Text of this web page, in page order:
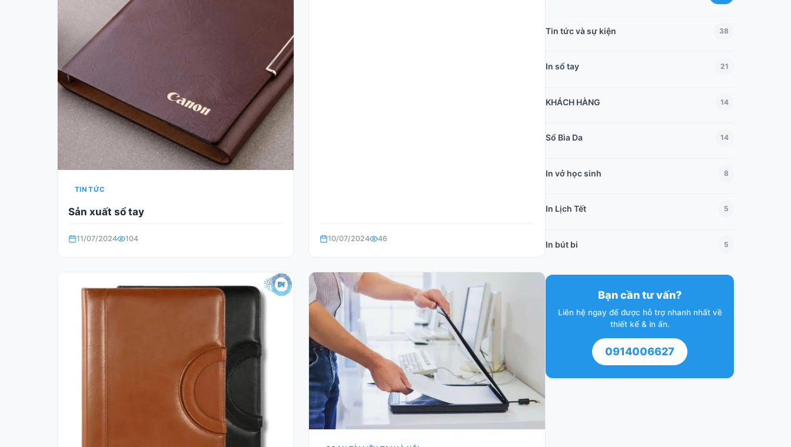
TIN TỨC
Sản xuất sổ tay
11/07/2024 104 10/07/2024 46
Tin tức và sự kiện 38
In sổ tay 21
KHÁCH HÀNG 14
Sổ Bìa Da 14
In vở học sinh 8
In Lịch Tết 5
In bút bi 5
Bạn cần tư vấn?
Liên hệ ngay để được hỗ trợ nhanh nhất về
thiết kế & in ấn.
0914006627